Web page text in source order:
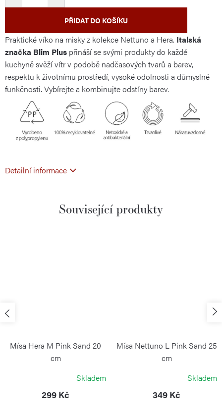
PŘIDAT DO KOŠÍKU
Praktické víko na misky z kolekce Nettuno a Hera. Italská
značka Blim Plus přináší se svými produkty do každé
kuchyně svěží vítr v podobě nadčasových tvarů a barev,
respektu k životnímu prostředí, vysoké odolnosti a důmyslné
funkčnosti. Vybírejte a kombinujte odstíny barev.
Detailní informace
Související produkty
Mísa Hera M Pink Sand 20
cm
Skladem
299 Kč
Mísa Nettuno L Pink Sand 25
cm
Skladem
349 Kč